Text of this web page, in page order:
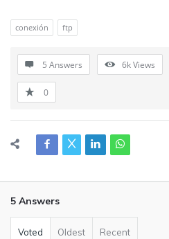
conexión ftp
5 Answers 6kViews
0
5 Answers
Voted Oldest Recent